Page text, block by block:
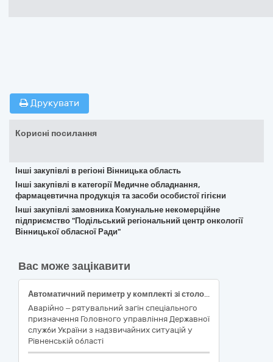
Друкувати
Корисні посилання
Інші закупівлі в регіоні Вінницька область
Інші закупівлі в категорії Медичне обладнання,
фармацевтична продукція та засоби особистої гігієни
Інші закупівлі замовника Комунальне некомерційне
підприємство "Подільський регіональний центр онкології
Вінницької обласної Ради"
Вас може зацікавити
Автоматичний периметр у комплекті зi столом для офтальмологiчних приладів (НК 024:2023-16918 Автоматичний периметр, НК 031:2024-Z1212012003-АНАЛІЗАТОРИ ПЕРИФЕРИЧНОГО ЗОРУ)
Аварійно – рятувальний загін спеціального
призначення Головного управління Державної
служби України з надзвичайних ситуацій у
Рівненській області